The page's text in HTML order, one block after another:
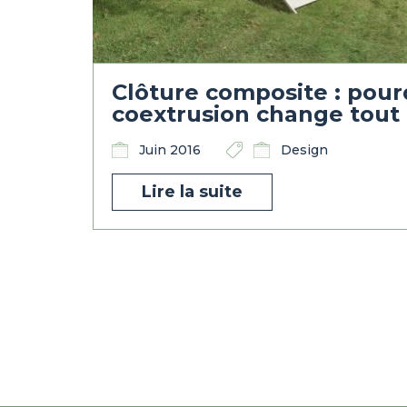
Clôture composite :
coextrusion change tout
Juin 2016 Design
Lire la suite